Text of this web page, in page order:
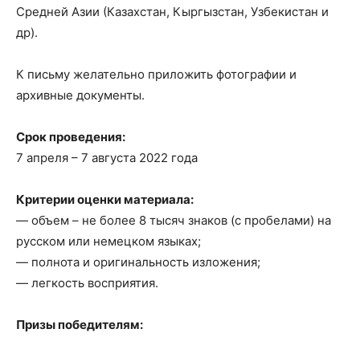
Средней Азии (Казахстан, Кыргызстан, Узбекистан и
др).
К письму желательно приложить фотографии и
архивные документы.
Срок проведения:
7 апреля – 7 августа 2022 года
Критерии оценки материала:
— объем – не более 8 тысяч знаков (с пробелами) на
русском или немецком языках;
— полнота и оригинальность изложения;
— легкость восприятия.
Призы победителям: